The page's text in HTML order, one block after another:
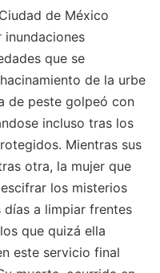
de México
que se
de la urbe
de peste golpeó con
incluso tras los
Mientras sus
otra, la mujer que
los misterios
a limpiar frentes
que quizá ella
este servicio final